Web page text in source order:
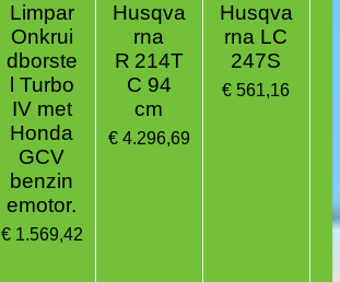
Limpar
Onkrui
dborste
l Turbo
IV met
Honda
GCV
benzin
emotor.
€ 1.569,42
Husqva
rna
R 214T
C 94
cm
€ 4.296,69
Husqva
rna LC
247S
€ 561,16